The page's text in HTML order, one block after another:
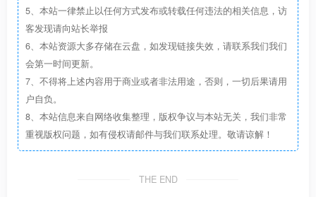
5、本站一律禁止以任何方式发布或转载任何违法的相关信息，访
客发现请向站长举报
6、本站资源大多存储在云盘，如发现链接失效，请联系我们我们
会第一时间更新。
7、不得将上述内容用于商业或者非法用途，否则，一切后果请用
户自负。
8、本站信息来自网络收集整理，版权争议与本站无关，我们非常
重视版权问题，如有侵权请邮件与我们联系处理。敬请谅解！
THE END